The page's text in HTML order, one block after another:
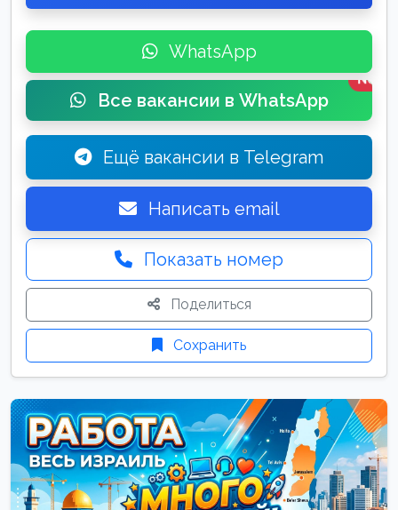
WhatsApp
Все вакансии в WhatsApp
New
Ещё вакансии в Telegram
Написать email
Показать номер
Поделиться
Сохранить